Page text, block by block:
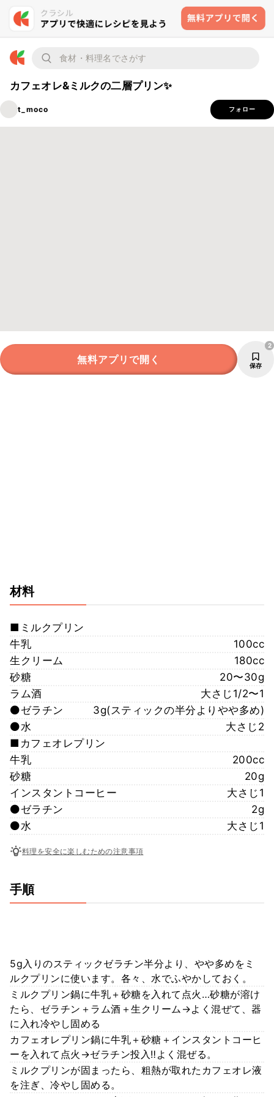
カフェオレ&ミルクの二層プリン✨
t_moco フォロー
無料アプリで開く 保存
2
材料
■ミルクプリン
牛乳
100cc
生クリーム
180cc
砂糖
20〜30g
ラム酒
大さじ1/2〜1
⚫️ゼラチン
3g(スティックの半分よりやや多め)
⚫️水
大さじ2
■カフェオレプリン
牛乳
200cc
砂糖
20g
インスタントコーヒー
大さじ1
⚫️ゼラチン
2g
⚫️水
大さじ1
料理を安全に楽しむための注意事項
手順
5g入りのスティックゼラチン半分より、やや多めをミ
ルクプリンに使います。各々、水でふやかしておく。
ミルクプリン鍋に牛乳＋砂糖を入れて点火…砂糖が溶け
たら、ゼラチン＋ラム酒＋生クリーム→よく混ぜて、器
に入れ冷やし固める
カフェオレプリン鍋に牛乳＋砂糖＋インスタントコーヒ
ーを入れて点火→ゼラチン投入‼️よく混ぜる。
ミルクプリンが固まったら、粗熱が取れたカフェオレ液
を注ぎ、冷やし固める。